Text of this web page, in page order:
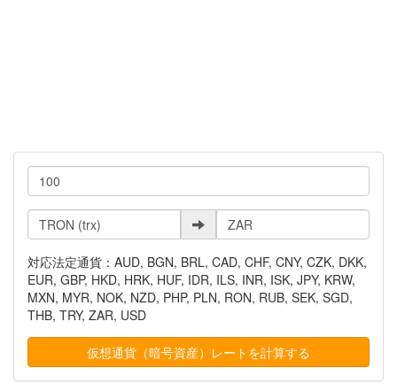
対応法定通貨：AUD, BGN, BRL, CAD, CHF, CNY, CZK, DKK,
EUR, GBP, HKD, HRK, HUF, IDR, ILS, INR, ISK, JPY, KRW,
MXN, MYR, NOK, NZD, PHP, PLN, RON, RUB, SEK, SGD,
THB, TRY, ZAR, USD